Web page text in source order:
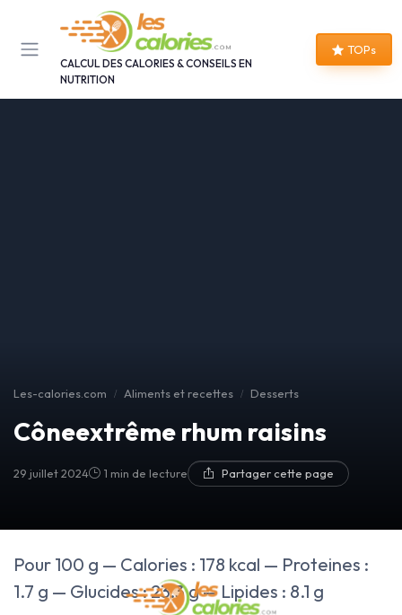
CALCUL DES CALORIES & CONSEILS EN
NUTRITION
TOPs
Les-calories.com Aliments et recettes Desserts
Côneextrême rhum raisins
29 juillet 2024 1 min de lecture Partager cette page
Pour 100 g — Calories : 178 kcal — Proteines :
1.7 g — Glucides : 23.3 g — Lipides : 8.1 g
Panneau de gestion des cookies